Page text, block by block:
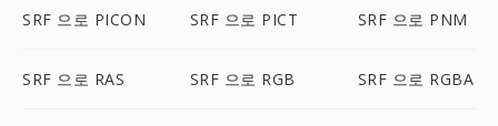
SRF 으로 PICON SRF 으로 PICT SRF 으로 PNM
SRF 으로 RAS SRF 으로 RGB SRF 으로 RGBA